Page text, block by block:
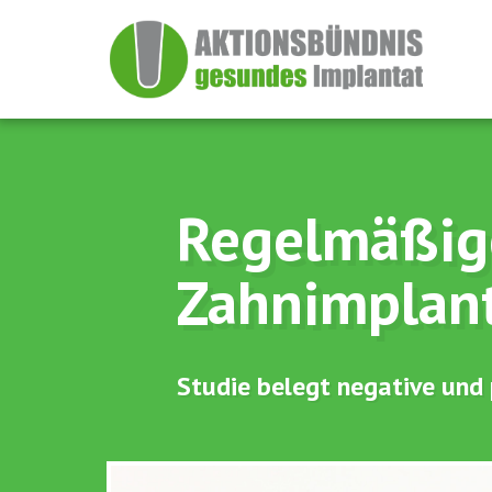
Studie belegt negative